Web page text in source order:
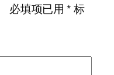
必填项已用*标